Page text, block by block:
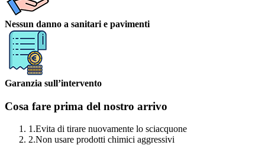
Nessun danno a sanitari e pavimenti
Garanzia sull’intervento
Cosa fare prima del nostro arrivo
1.Evita di tirare nuovamente lo sciacquone
2.Non usare prodotti chimici aggressivi